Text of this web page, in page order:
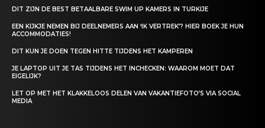
DIT ZIJN DE BEST BETAALBARE SWIM UP KAMERS IN TURKIJE
EEN KIJKJE NEMEN BIJ DEELNEMERS AAN ‘IK VERTREK’? HIER BOEK JE HUN
ACCOMMODATIES!
DIT KUN JE DOEN TEGEN HITTE TIJDENS HET KAMPEREN
JE LAPTOP UIT JE TAS TIJDENS HET INCHECKEN: WAAROM MOET DAT
EIGELIJK?
LET OP MET HET KLAKKELOOS DELEN VAN VAKANTIEFOTO’S VIA SOCIAL
MEDIA